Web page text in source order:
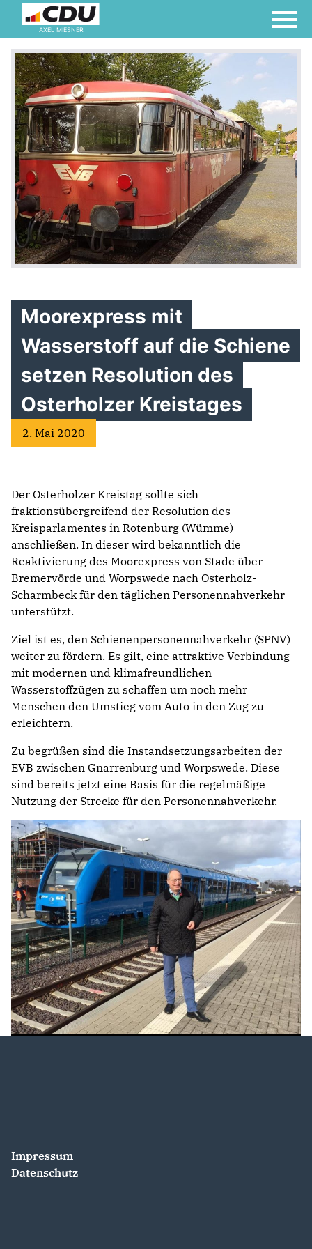
AXEL MIESNER
Moorexpress mit
Wasserstoff auf die Schiene
setzen Resolution des
Osterholzer Kreistages
2. Mai 2020
Der Osterholzer Kreistag sollte sich
fraktionsübergreifend der Resolution des
Kreisparlamentes in Rotenburg (Wümme)
anschließen. In dieser wird bekanntlich die
Reaktivierung des Moorexpress von Stade über
Bremervörde und Worpswede nach Osterholz-
Scharmbeck für den täglichen Personennahverkehr
unterstützt.
Ziel ist es, den Schienenpersonennahverkehr (SPNV)
weiter zu fördern. Es gilt, eine attraktive Verbindung
mit modernen und klimafreundlichen
Wasserstoffzügen zu schaffen um noch mehr
Menschen den Umstieg vom Auto in den Zug zu
erleichtern.
Zu begrüßen sind die Instandsetzungsarbeiten der
EVB zwischen Gnarrenburg und Worpswede. Diese
sind bereits jetzt eine Basis für die regelmäßige
Nutzung der Strecke für den Personennahverkehr.
Impressum
Datenschutz